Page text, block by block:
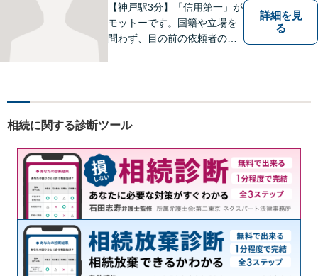
【神戸駅3分】「信用第一」が
モットーです。国籍や立場を
問わず、目の前の依頼者のた
います。一人ひとりに誠意を
一度ご相談ください。
詳細を見
る
相続に関する診断ツール